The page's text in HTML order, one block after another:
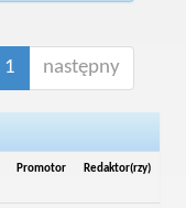
1 następny
Promotor Redaktor(rzy)